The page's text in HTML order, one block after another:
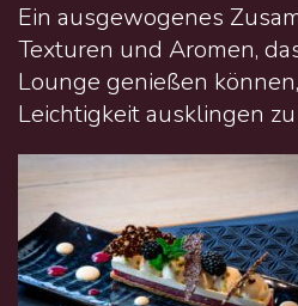
Ein ausgewogenes
Texturen und Aromen,
Lounge genießen
Leichtigkeit ausklingen